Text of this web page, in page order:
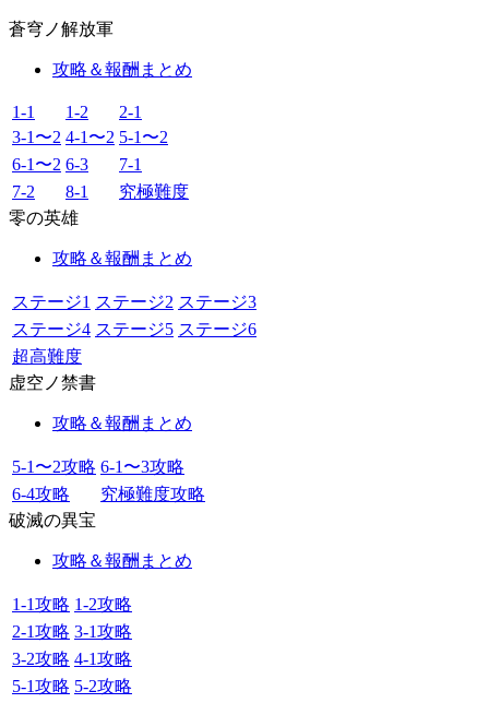
蒼穹ノ解放軍
攻略＆報酬まとめ
1-1 1-2
2-1
3-1〜2 4-1〜2 5-1〜2
6-1〜2 6-3
7-1
7-2
8-1
究極難度
零の英雄
攻略＆報酬まとめ
ステージ1 ステージ2 ステージ3
ステージ4 ステージ5 ステージ6
超高難度
虚空ノ禁書
攻略＆報酬まとめ
5-1〜2攻略 6-1〜3攻略
6-4攻略
究極難度攻略
破滅の異宝
攻略＆報酬まとめ
1-1攻略 1-2攻略
2-1攻略 3-1攻略
3-2攻略 4-1攻略
5-1攻略 5-2攻略